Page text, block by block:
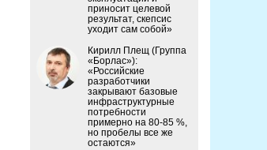
приносит целевой
результат, скепсис
уходит сам собой»
Кирилл Плещ (Группа
«Борлас»):
«Российские
разработчики
закрывают базовые
инфраструктурные
потребности
примерно на 80-85 %,
но пробелы все же
остаются»